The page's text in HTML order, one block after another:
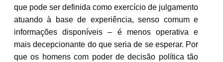
que pode ser definida como exercício de julgamento
atuando à base de experiência, senso comum e
informações disponíveis – é menos operativa e
mais decepcionante do que seria de se esperar. Por
que os homens com poder de decisão política tão